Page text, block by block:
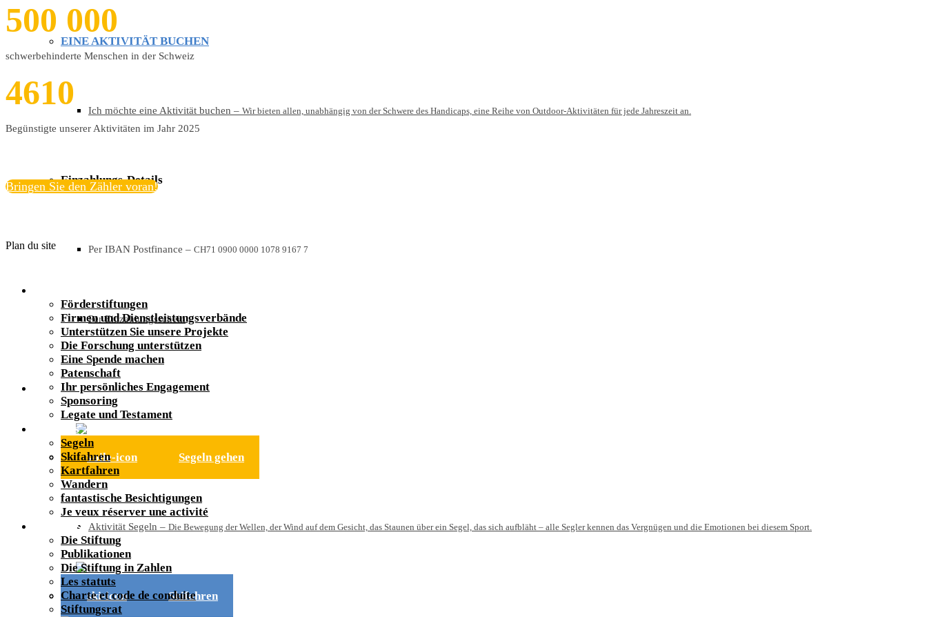
EINE AKTIVITÄT BUCHEN
Ich möchte eine Aktivität buchen – Wir bieten allen, unabhängig von der Schwere des Handicaps, eine Reihe von Outdoor-Aktivitäten für jede Jahreszeit an.
Einzahlungs-Details
Per IBAN Postfinance – CH71 0900 0000 1078 9167 7
Per Einzahlungsschein
Aktivitäten
Segeln gehen
Aktivität Segeln – Die Bewegung der Wellen, der Wind auf dem Gesicht, das Staunen über ein Segel, das sich aufbläht – alle Segler kennen das Vergnügen und die Emotionen bei diesem Sport.
Skifahren
500 000
schwerbehinderte Menschen in der Schweiz
4610
Begünstigte unserer Aktivitäten im Jahr 2025
Bringen Sie den Zähler voran!
Plan du site
Förderstiftungen
Firmen und Dienstleistungsverbände
Unterstützen Sie unsere Projekte
Die Forschung unterstützen
Eine Spende machen
Patenschaft
Ihr persönliches Engagement
Sponsoring
Legate und Testament
Activités
Segeln
Skifahren
Kartfahren
Wandern
fantastische Besichtigungen
Je veux réserver une activité
A propos
Die Stiftung
Publikationen
Die Stiftung in Zahlen
Les statuts
Charte et code de conduite
Stiftungsrat